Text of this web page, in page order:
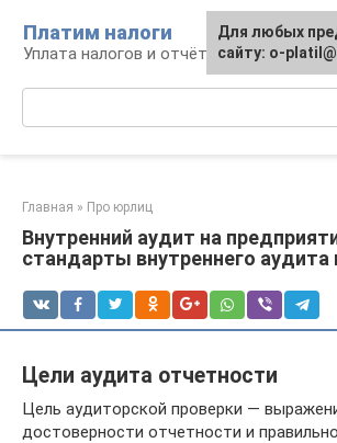
контенту
Платим налоги
Уплата налогов и отчётность
Главная » Про юрлиц
Внутренний аудит на
стандарты внутреннего аудита
Цели аудита отчетности
Цель аудиторской проверки —
достоверности отчетности и
Для любых
сайту: o-